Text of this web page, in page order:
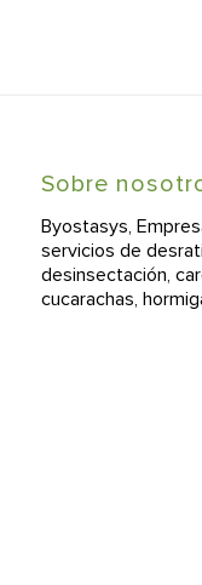
Sobre
Byostasys,
servicios de
desinsectación,
cucarachas,